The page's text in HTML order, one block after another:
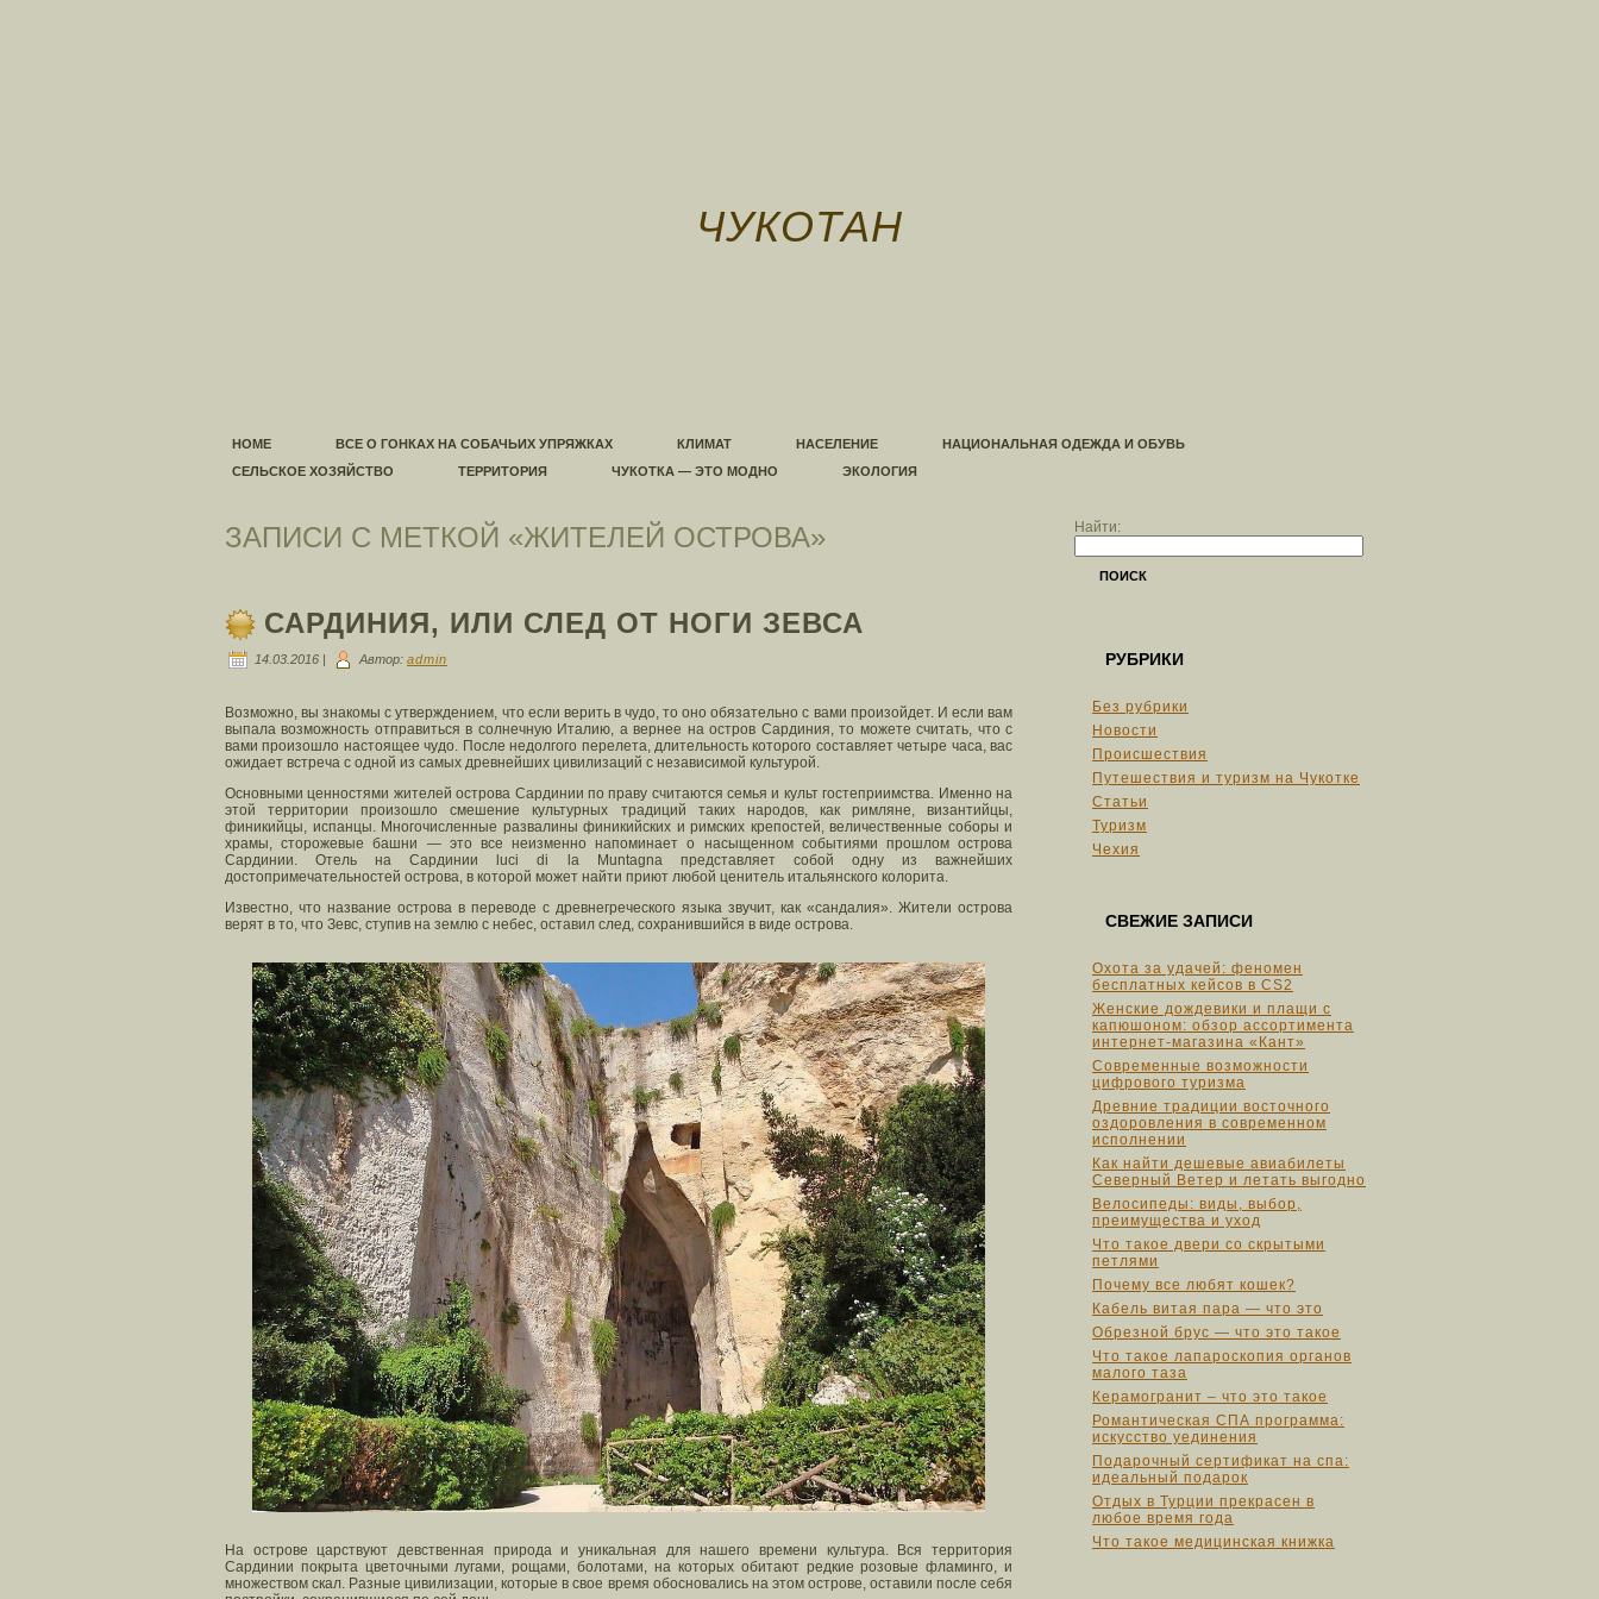
ЧУКОТАН
HOME ВСЕ О ГОНКАХ НА СОБАЧЬИХ УПРЯЖКАХ КЛИМАТ НАСЕЛЕНИЕ
НАЦИОНАЛЬНАЯ ОДЕЖДА И ОБУВЬ
СЕЛЬСКОЕ ХОЗЯЙСТВО
ТЕРРИТОРИЯ ЧУКОТКА — ЭТО МОДНО ЭКОЛОГИЯ
ЗАПИСИ С МЕТКОЙ «ЖИТЕЛЕЙ ОСТРОВА»
САРДИНИЯ, ИЛИ СЛЕД ОТ НОГИ ЗЕВСА
14.03.2016 | Автор: admin
Возможно, вы знакомы с утверждением, что если верить в чудо, то оно обязательно с вами произойдет. И если вам
выпала возможность отправиться в солнечную Италию, а вернее на остров Сардиния, то можете считать, что с
вами произошло настоящее чудо. После недолгого перелета, длительность которого составляет четыре часа, вас
ожидает встреча с одной из самых древнейших цивилизаций с независимой культурой.
Основными ценностями жителей острова Сардинии по праву считаются семья и культ гостеприимства. Именно на
этой территории произошло смешение культурных традиций таких народов, как римляне, византийцы,
финикийцы, испанцы. Многочисленные развалины финикийских и римских крепостей, величественные соборы и
храмы, сторожевые башни — это все неизменно напоминает о насыщенном событиями прошлом острова
Сардинии. Отель на Сардинии luci di la Muntagna представляет собой одну из важнейших
достопримечательностей острова, в которой может найти приют любой ценитель итальянского колорита.
Известно, что название острова в переводе с древнегреческого языка звучит, как «сандалия». Жители острова
верят в то, что Зевс, ступив на землю с небес, оставил след, сохранившийся в виде острова.
На острове царствуют девственная природа и уникальная для нашего времени культура. Вся территория
Сардинии покрыта цветочными лугами, рощами, болотами, на которых обитают редкие розовые фламинго, и
множеством скал. Разные цивилизации, которые в свое время обосновались на этом острове, оставили после себя
Найти:
ПОИСК
РУБРИКИ
Без рубрики
Новости
Происшествия
Путешествия и туризм на Чукотке
Статьи
Туризм
Чехия
СВЕЖИЕ ЗАПИСИ
Охота за удачей: феномен
бесплатных кейсов в CS2
Женские дождевики и плащи с
капюшоном: обзор ассортимента
интернет-магазина «Кант»
Современные возможности
цифрового туризма
Древние традиции восточного
оздоровления в современном
исполнении
Как найти дешевые авиабилеты
Северный Ветер и летать выгодно
Велосипеды: виды, выбор,
преимущества и уход
Что такое двери со скрытыми
петлями
Почему все любят кошек?
Кабель витая пара — что это
Обрезной брус — что это такое
Что такое лапароскопия органов
малого таза
Керамогранит – что это такое
Романтическая СПА программа:
искусство уединения
Подарочный сертификат на спа:
идеальный подарок
Отдых в Турции прекрасен в
любое время года
Что такое медицинская книжка